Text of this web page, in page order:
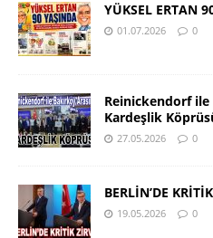
YÜKSEL ERTAN
01.07.2026 0
Reinickendorf ile
Kardeşlik
27.05.2026 0
BERLİN’DE
19.05.2026 0